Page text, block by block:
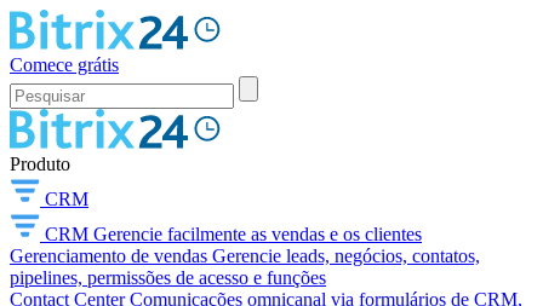
Comece grátis
Produto
CRM
CRM Gerencie facilmente as vendas e os clientes
Gerenciamento de vendas Gerencie leads, negócios, contatos,
pipelines, permissões de acesso e funções
Contact Center Comunicações omnicanal via formulários de CRM,